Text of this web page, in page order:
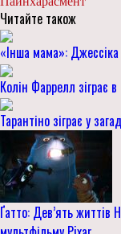
Читайте також
«Інша мама»: Джессіка
Колін Фаррелл зіграє
Тарантіно зіграє у
Ґатто: Дев’ять життів